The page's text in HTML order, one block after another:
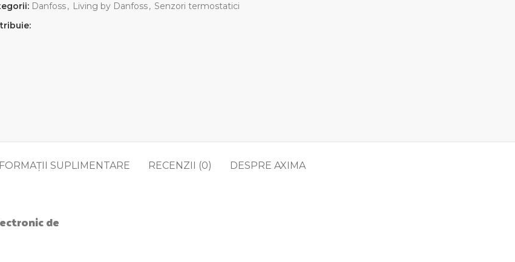
Danfoss, Living by Danfoss, Senzori termostatici
SUPLIMENTARE RECENZII (0) DESPRE AXIMA
de